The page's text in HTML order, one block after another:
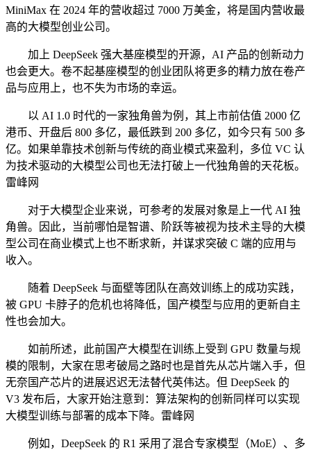
MiniMax 在 2024 年的营收超过 7000 万美金，将是国内营收最
高的大模型创业公司。
加上 DeepSeek 强大基座模型的开源，AI 产品的创新动力
也会更大。卷不起基座模型的创业团队将更多的精力放在卷产
品与应用上，也不失为市场的幸运。
以 AI 1.0 时代的一家独角兽为例，其上市前估值 2000 亿
港币、开盘后 800 多亿，最低跌到 200 多亿，如今只有 500 多
亿。如果单靠技术创新与传统的商业模式来盈利，多位 VC 认
为技术驱动的大模型公司也无法打破上一代独角兽的天花板。
雷峰网
对于大模型企业来说，可参考的发展对象是上一代 AI 独
角兽。因此，当前哪怕是智谱、阶跃等被视为技术主导的大模
型公司在商业模式上也不断求新，并谋求突破 C 端的应用与
收入。
随着 DeepSeek 与面壁等团队在高效训练上的成功实践，
被 GPU 卡脖子的危机也将降低，国产模型与应用的更新自主
性也会加大。
如前所述，此前国产大模型在训练上受到 GPU 数量与规
模的限制，大家在思考破局之路时也是首先从芯片端入手，但
无奈国产芯片的进展迟迟无法替代英伟达。但 DeepSeek 的
V3 发布后，大家开始注意到：算法架构的创新同样可以实现
大模型训练与部署的成本下降。雷峰网
例如，DeepSeek 的 R1 采用了混合专家模型（MoE）、多